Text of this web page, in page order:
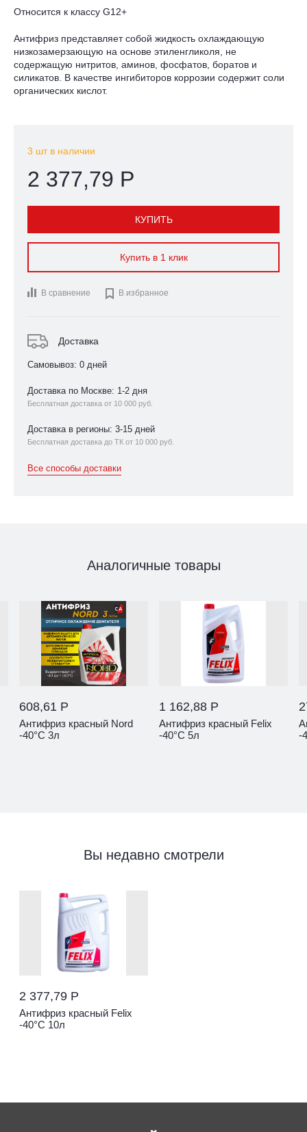
Относится к классу G12+
Антифриз представляет собой жидкость охлаждающую
низкозамерзающую на основе этиленгликоля, не
содержащую нитритов, аминов, фосфатов, боратов и
силикатов. В качестве ингибиторов коррозии содержит соли
органических кислот.
3 шт в наличии
2 377,79 Р
КУПИТЬ
Купить в 1 клик
В сравнение  В избранное
Доставка
Самовывоз: 0 дней
Доставка по Москве: 1-2 дня
Бесплатная доставка от 10 000 руб.
Доставка в регионы: 3-15 дней
Бесплатная доставка до ТК от 10 000 руб.
Все способы доставки
Аналогичные товары
608,61 Р
Антифриз красный Nord
-40°С 3л
1 162,88 Р
Антифриз красный Felix
-40°С 5л
-
Вы недавно смотрели
2 377,79 Р
Антифриз красный Felix
-40°С 10л